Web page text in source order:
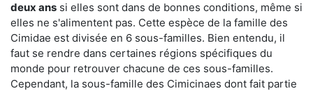
deux ans si elles sont dans de bonnes conditions, même si
elles ne s'alimentent pas. Cette espèce de la famille des
Cimidae est divisée en 6 sous-familles. Bien entendu, il
faut se rendre dans certaines régions spécifiques du
monde pour retrouver chacune de ces sous-familles.
Cependant, la sous-famille des Cimicinaes dont fait partie